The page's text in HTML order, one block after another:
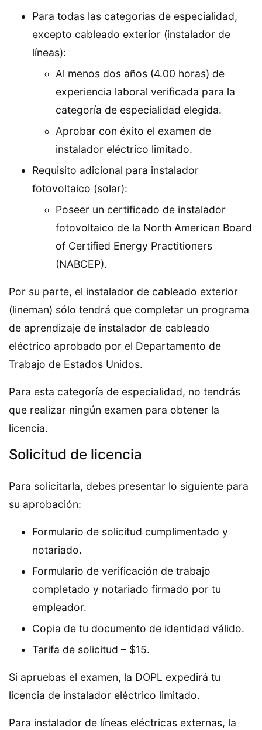
Para todas las categorías de especialidad,
excepto cableado exterior (instalador de
líneas):
Al menos dos años (4.00 horas) de
experiencia laboral verificada para la
categoría de especialidad elegida.
Aprobar con éxito el examen de
instalador eléctrico limitado.
Requisito adicional para instalador
fotovoltaico (solar):
Poseer un certificado de instalador
fotovoltaico de la North American Board
of Certified Energy Practitioners
(NABCEP).
Por su parte, el instalador de cableado exterior
(lineman) sólo tendrá que completar un programa
de aprendizaje de instalador de cableado
eléctrico aprobado por el Departamento de
Trabajo de Estados Unidos.
Para esta categoría de especialidad, no tendrás
que realizar ningún examen para obtener la
licencia.
Solicitud de licencia
Para solicitarla, debes presentar lo siguiente para
su aprobación:
Formulario de solicitud cumplimentado y
notariado.
Formulario de verificación de trabajo
completado y notariado firmado por tu
empleador.
Copia de tu documento de identidad válido.
Tarifa de solicitud – $15.
Si apruebas el examen, la DOPL expedirá tu
licencia de instalador eléctrico limitado.
Para instalador de líneas eléctricas externas, la